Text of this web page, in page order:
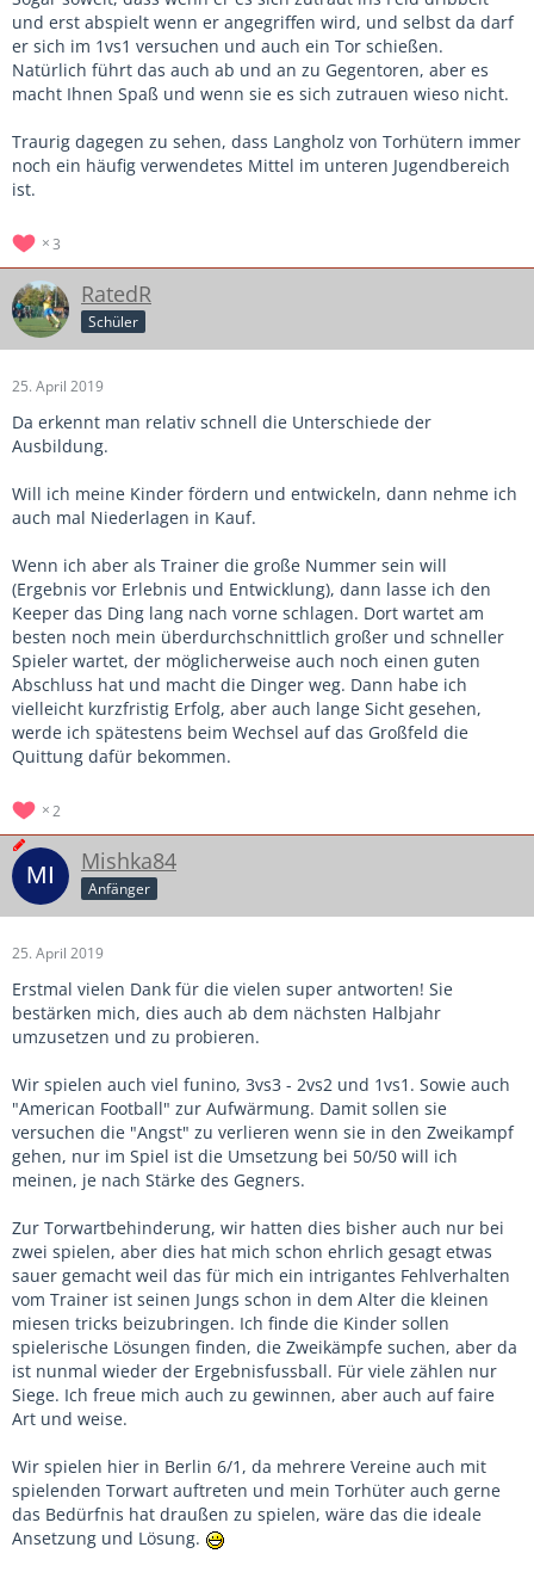
und erst abspielt wenn er angegriffen wird, und selbst da darf
er sich im 1vs1 versuchen und auch ein Tor schießen.
Natürlich führt das auch ab und an zu Gegentoren, aber es
macht Ihnen Spaß und wenn sie es sich zutrauen wieso nicht.
Traurig dagegen zu sehen, dass Langholz von Torhütern immer
noch ein häufig verwendetes Mittel im unteren Jugendbereich
ist.
3
RatedR
Schüler
25. April 2019
Da erkennt man relativ schnell die Unterschiede der
Ausbildung.
Will ich meine Kinder fördern und entwickeln, dann nehme ich
auch mal Niederlagen in Kauf.
Wenn ich aber als Trainer die große Nummer sein will
(Ergebnis vor Erlebnis und Entwicklung), dann lasse ich den
Keeper das Ding lang nach vorne schlagen. Dort wartet am
besten noch mein überdurchschnittlich großer und schneller
Spieler wartet, der möglicherweise auch noch einen guten
Abschluss hat und macht die Dinger weg. Dann habe ich
vielleicht kurzfristig Erfolg, aber auch lange Sicht gesehen,
werde ich spätestens beim Wechsel auf das Großfeld die
Quittung dafür bekommen.
2
Mishka84
Anfänger
25. April 2019
Erstmal vielen Dank für die vielen super antworten! Sie
bestärken mich, dies auch ab dem nächsten Halbjahr
umzusetzen und zu probieren.
Wir spielen auch viel funino, 3vs3 - 2vs2 und 1vs1. Sowie auch
"American Football" zur Aufwärmung. Damit sollen sie
versuchen die "Angst" zu verlieren wenn sie in den Zweikampf
gehen, nur im Spiel ist die Umsetzung bei 50/50 will ich
meinen, je nach Stärke des Gegners.
Zur Torwartbehinderung, wir hatten dies bisher auch nur bei
zwei spielen, aber dies hat mich schon ehrlich gesagt etwas
sauer gemacht weil das für mich ein intrigantes Fehlverhalten
vom Trainer ist seinen Jungs schon in dem Alter die kleinen
miesen tricks beizubringen. Ich finde die Kinder sollen
spielerische Lösungen finden, die Zweikämpfe suchen, aber da
ist nunmal wieder der Ergebnisfussball. Für viele zählen nur
Siege. Ich freue mich auch zu gewinnen, aber auch auf faire
Art und weise.
Wir spielen hier in Berlin 6/1, da mehrere Vereine auch mit
spielenden Torwart auftreten und mein Torhüter auch gerne
das Bedürfnis hat draußen zu spielen, wäre das die ideale
Ansetzung und Lösung.